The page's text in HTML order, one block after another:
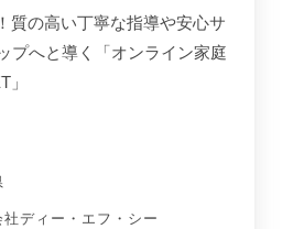
質の高い丁寧な指導や安心サ
プへと導く「オンライン家庭
社ディー・エフ・シー